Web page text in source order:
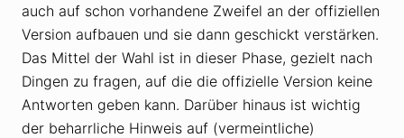
auch auf schon vorhandene Zweifel an der offiziellen
Version aufbauen und sie dann geschickt verstärken.
Das Mittel der Wahl ist in dieser Phase, gezielt nach
Dingen zu fragen, auf die die offizielle Version keine
Antworten geben kann. Darüber hinaus ist wichtig
der beharrliche Hinweis auf (vermeintliche)